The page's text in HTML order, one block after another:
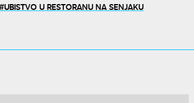
UBISTVO U RESTORANU NA SENJAKU